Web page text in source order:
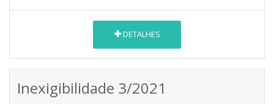
DETALHES
Inexigibilidade 3/2021